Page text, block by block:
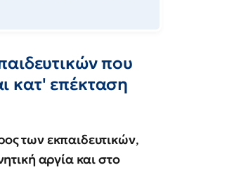
που
κατ' επέκταση
των εκπαιδευτικών,
αργία και στο